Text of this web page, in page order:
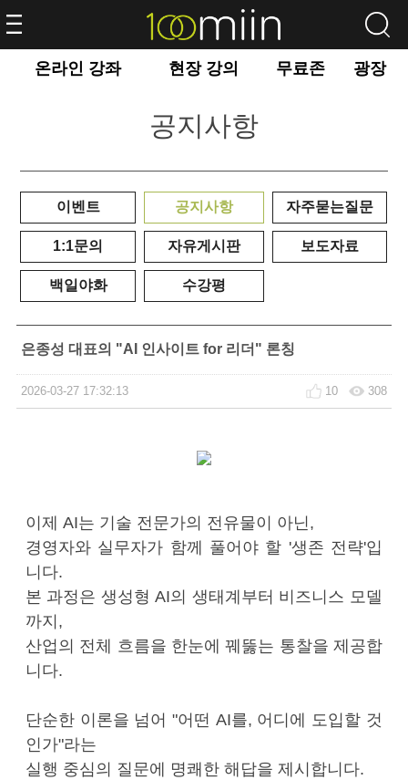
온라인 강좌 현장 강의 무료존 광장
공지사항
이벤트 공지사항 자주묻는질문
1:1문의 자유게시판 보도자료
백일야화 수강평
은종성 대표의 "AI 인사이트 for 리더" 론칭
2026-03-27 17:32:13 10 308
이제 AI는 기술 전문가의 전유물이 아닌,
경영자와 실무자가 함께 풀어야 할 '생존 전략'입
니다.
본 과정은 생성형 AI의 생태계부터 비즈니스 모델
까지,
산업의 전체 흐름을 한눈에 꿰뚫는 통찰을 제공합
니다.
단순한 이론을 넘어 "어떤 AI를, 어디에 도입할 것
인가"라는
실행 중심의 질문에 명쾌한 해답을 제시합니다.